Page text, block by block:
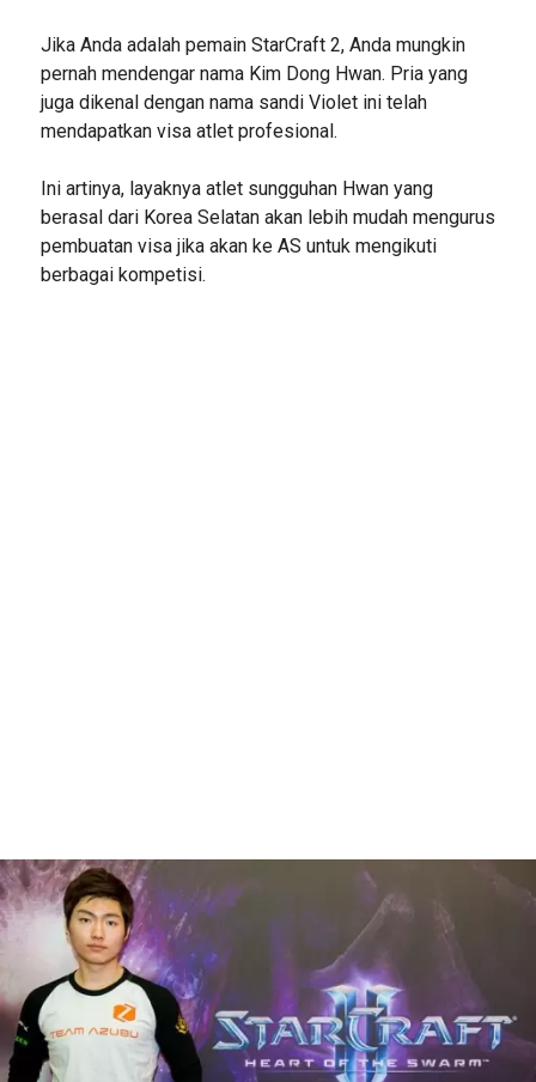
Jika Anda adalah pemain StarCraft 2, Anda mungkin
pernah mendengar nama Kim Dong Hwan. Pria yang
juga dikenal dengan nama sandi Violet ini telah
mendapatkan visa atlet profesional.
Ini artinya, layaknya atlet sungguhan Hwan yang
berasal dari Korea Selatan akan lebih mudah mengurus
pembuatan visa jika akan ke AS untuk mengikuti
berbagai kompetisi.